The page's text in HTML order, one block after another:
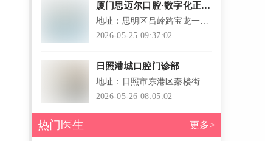
厦门思迈尔口腔·数字化正畸
中心
地址：思明区吕岭路宝龙一城
1-11号楼（水幕广场旁）
2026-05-25 09:37:02
日照港城口腔门诊部
地址：日照市东港区秦楼街道
文登路安泰名筑18号楼116室
2026-05-26 08:05:02
热门医生 更多>